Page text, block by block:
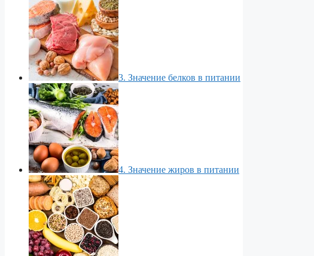
3. Значение белков в питании
4. Значение жиров в питании